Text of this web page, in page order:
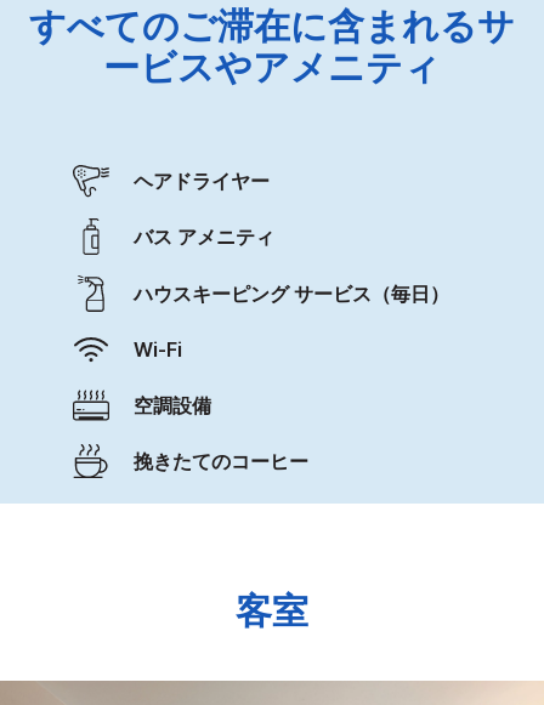
すべてのご滞在に含まれるサ
ービスやアメニティ
ヘアドライヤー
バス アメニティ
ハウスキーピング サービス（毎日）
Wi-Fi
空調設備
挽きたてのコーヒー
客室